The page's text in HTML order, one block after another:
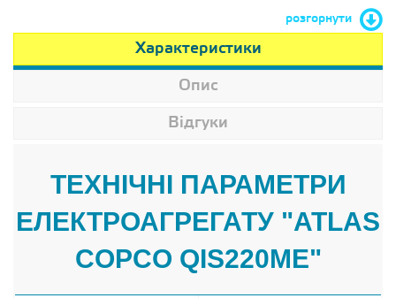
розгорнути
Характеристики
Опис
Відгуки
ТЕХНІЧНІ ПАРАМЕТРИ
ЕЛЕКТРОАГРЕГАТУ "ATLAS
COPCO QIS220ME"